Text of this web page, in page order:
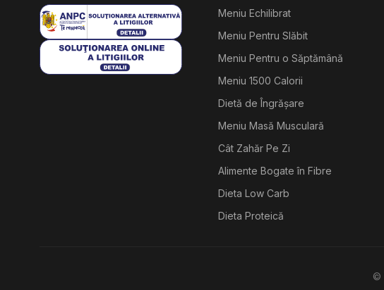
Meniu Echilibrat
Meniu Pentru Slăbit
Meniu Pentru o Săptămână
Meniu 1500 Calorii
Dietă de Îngrășare
Meniu Masă Musculară
Cât Zahăr Pe Zi
Alimente Bogate în Fibre
Dieta Low Carb
Dieta Proteică
©